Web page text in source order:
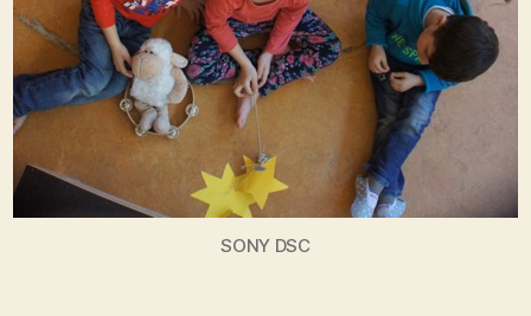
SONY DSC